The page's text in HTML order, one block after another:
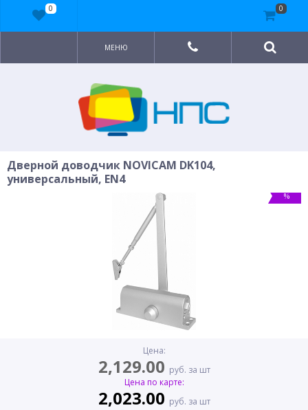
МЕНЮ
Дверной доводчик NOVICAM DK104,
универсальный, EN4
%
Цена:
2,129.00 руб. за шт
Цена по карте:
2,023.00 руб. за шт
0 0